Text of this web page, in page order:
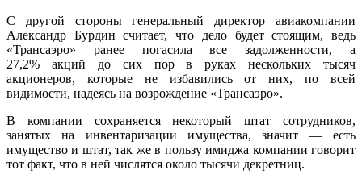
С другой стороны генеральный директор авиакомпании
Александр Бурдин считает, что дело будет стоящим, ведь
«Трансаэро» ранее погасила все задолженности, а
27,2% акций до сих пор в руках нескольких тысяч
акционеров, которые не избавились от них, по всей
видимости, надеясь на возрождение «Трансаэро».
В компании сохраняется некоторый штат сотрудников,
занятых на инвентаризации имущества, значит — есть
имущество и штат, так же в пользу имиджа компании говорит
тот факт, что в ней числятся около тысячи декретниц.